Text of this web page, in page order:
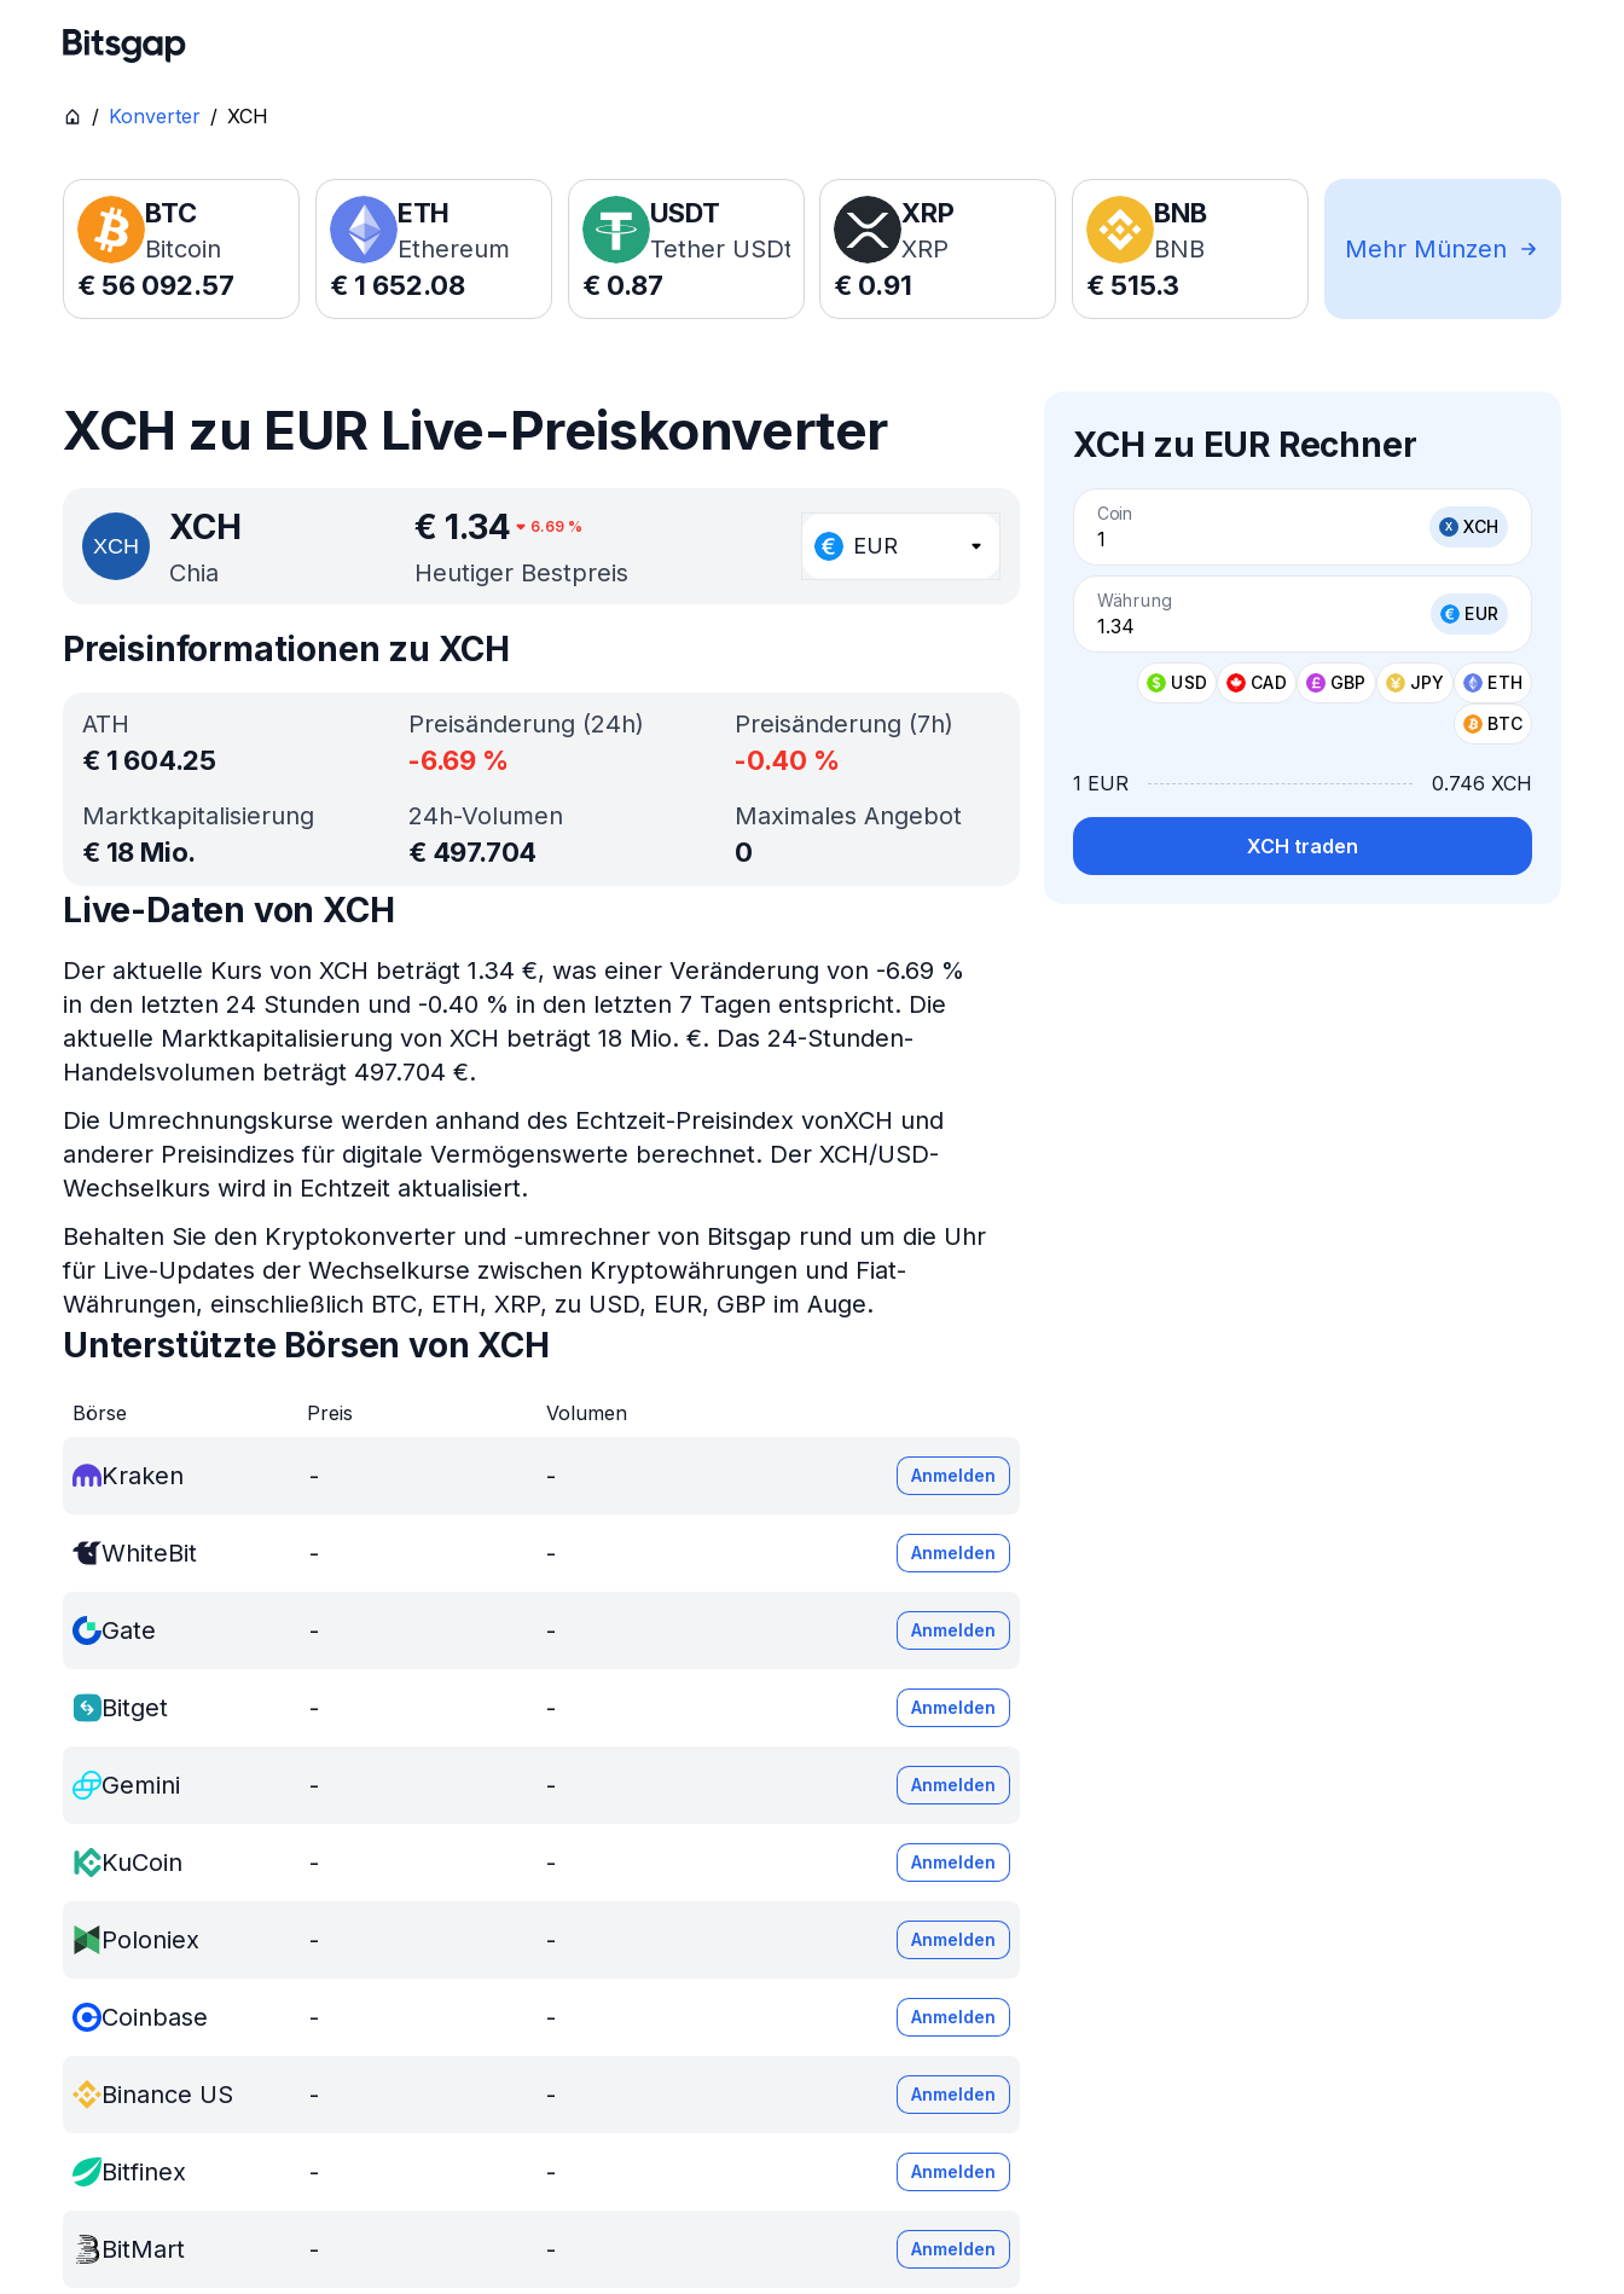
/ Konverter / XCH
BTC
Bitcoin
€ 56 092.57
ETH
Ethereum
€ 1 652.08
USDT
Tether USDt
€ 0.87
XRP
XRP
€ 0.91
BNB
BNB
€ 515.3
Mehr Münzen
XCH zu EUR Live-Preiskonverter
XCH
Chia
€ 1.34 6.69%
Heutiger Bestpreis
EUR
XCH zu EUR Rechner
Coin
XCH
Währung
EUR
USD CAD GBP JPY
ETH
BTC
1 EUR 0.746 XCH
XCH traden
Preisinformationen zu XCH
ATH
€ 1 604.25
Marktkapitalisierung
€ 18 Mio.
Preisänderung (24h)
-6.69 %
Preisänderung (7h)
-0.40 %
24h-Volumen
€ 497.704
Maximales Angebot
0
Live-Daten von XCH
Der aktuelle Kurs von XCH beträgt 1.34 €, was einer Veränderung von -6.69 %
in den letzten 24 Stunden und -0.40 % in den letzten 7 Tagen entspricht. Die
aktuelle Marktkapitalisierung von XCH beträgt 18 Mio. €. Das 24-Stunden-
Handelsvolumen beträgt 497.704 €.
Die Umrechnungskurse werden anhand des Echtzeit-Preisindex vonXCH und
anderer Preisindizes für digitale Vermögenswerte berechnet. Der XCH/USD-
Wechselkurs wird in Echtzeit aktualisiert.
Behalten Sie den Kryptokonverter und -umrechner von Bitsgap rund um die Uhr
für Live-Updates der Wechselkurse zwischen Kryptowährungen und Fiat-
Währungen, einschließlich BTC, ETH, XRP, zu USD, EUR, GBP im Auge.
Unterstützte Börsen von XCH
Börse Preis Volumen
Kraken - - Anmelden
WhiteBit - - Anmelden
Gate - - Anmelden
Bitget - - Anmelden
Gemini - - Anmelden
KuCoin - - Anmelden
Poloniex - - Anmelden
Coinbase - - Anmelden
Binance US - - Anmelden
Bitfinex - - Anmelden
BitMart - - Anmelden